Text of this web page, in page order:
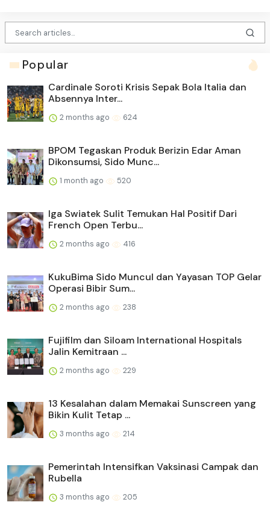
Popular
Cardinale Soroti Krisis Sepak Bola Italia dan
Absennya Inter...
2 months ago 624
BPOM Tegaskan Produk Berizin Edar Aman
Dikonsumsi, Sido Munc...
1 month ago 520
Iga Swiatek Sulit Temukan Hal Positif Dari
French Open Terbu...
2 months ago 416
KukuBima Sido Muncul dan Yayasan TOP Gelar
Operasi Bibir Sum...
2 months ago 238
Fujifilm dan Siloam International Hospitals
Jalin Kemitraan ...
2 months ago 229
13 Kesalahan dalam Memakai Sunscreen yang
Bikin Kulit Tetap ...
3 months ago 214
Pemerintah Intensifkan Vaksinasi Campak dan
Rubella
3 months ago 205